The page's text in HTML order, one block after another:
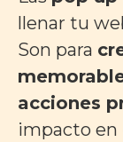
llenar tu
Son para
acciones
impacto en